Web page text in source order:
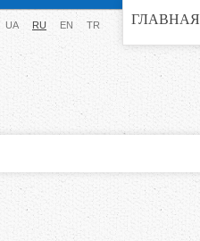
Jump to navigation ГЛАВНАЯ
UA RU EN TR